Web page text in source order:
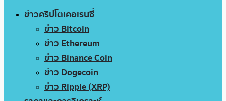
ข่าวคริปโตเคอเรนซี่
ข่าว Bitcoin
ข่าว Ethereum
ข่าว Binance Coin
ข่าว Dogecoin
ข่าว Ripple (XRP)